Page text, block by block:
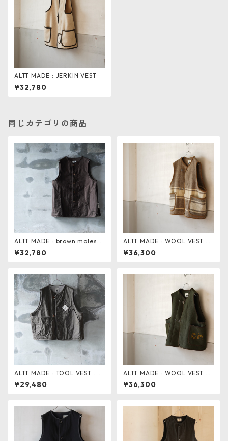
ALTT MADE : JERKIN VEST
¥32,780
同じカテゴリの商品
ALTT MADE : brown moleski
n vest
¥32,780
ALTT MADE : WOOL VEST . v
brown
¥36,300
ALTT MADE : TOOL VEST . br
own
¥29,480
ALTT MADE : WOOL VEST . v
olive
¥36,300